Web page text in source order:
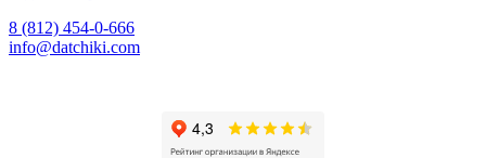
8 (812) 454-0-666
info@datchiki.com